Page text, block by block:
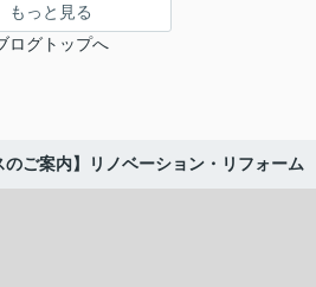
もっと見る
ログトップへ
のご案内】リノベーション・リフォーム